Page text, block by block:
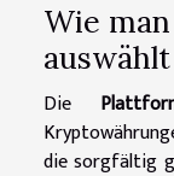
Wie
auswählt
Die
die sorgfältig